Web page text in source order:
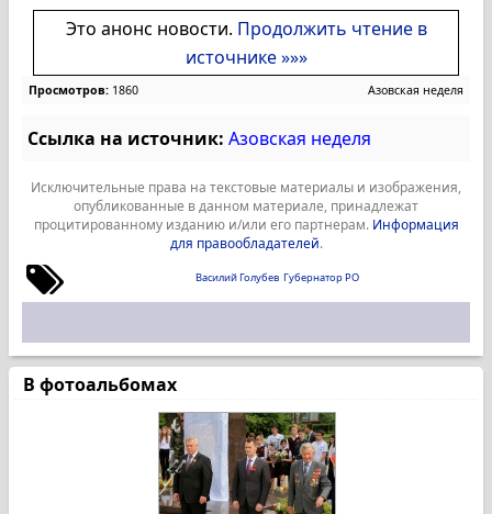
Это анонс новости. Продолжить чтение в
источнике »»»
Просмотров: 1860 Азовская неделя
Ссылка на источник: Азовская неделя
Исключительные права на текстовые материалы и изображения,
опубликованные в данном материале, принадлежат
процитированному изданию и/или его партнерам. Информация
для правообладателей.
Василий Голубев Губернатор РО
В фотоальбомах